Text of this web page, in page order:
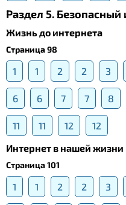
Раздел 5. Безопасный
Жизнь до интернета
Страница 98
1 1 2 2 3
6 6 7 7 8
11 11 12
12
Интернет в нашей жизни
Страница 101
1 1 2 2 3